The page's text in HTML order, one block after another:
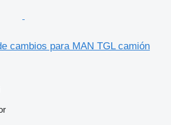
cambios para MAN TGL camión